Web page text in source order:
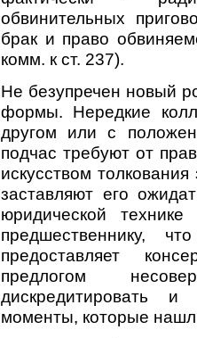
обвинительных
брак и право
комм. к ст. 237).
Не безупречен новый
формы. Нередкие
другом или с
подчас требуют от
искусством
заставляют его
юридической
предшественнику,
предоставляет
предлогом
дискредитировать и
моменты, которые